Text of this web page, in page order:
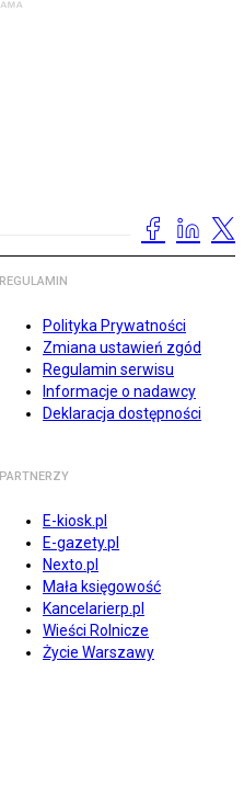
REGULAMIN
Polityka Prywatności
Zmiana ustawień zgód
Regulamin serwisu
Informacje o nadawcy
Deklaracja dostępności
PARTNERZY
E-kiosk.pl
E-gazety.pl
Nexto.pl
Mała księgowość
Kancelarierp.pl
Wieści Rolnicze
Życie Warszawy